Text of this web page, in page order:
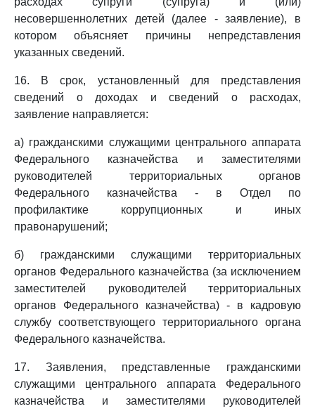
несовершеннолетних детей (далее - заявление), в
котором объясняет причины непредставления
указанных сведений.
16. В срок, установленный для представления
сведений о доходах и сведений о расходах,
заявление направляется:
а) гражданскими служащими центрального аппарата
Федерального казначейства и заместителями
руководителей территориальных органов
Федерального казначейства - в Отдел по
профилактике коррупционных и иных
правонарушений;
б) гражданскими служащими территориальных
органов Федерального казначейства (за исключением
заместителей руководителей территориальных
органов Федерального казначейства) - в кадровую
службу соответствующего территориального органа
Федерального казначейства.
17. Заявления, представленные гражданскими
служащими центрального аппарата Федерального
казначейства и заместителями руководителей